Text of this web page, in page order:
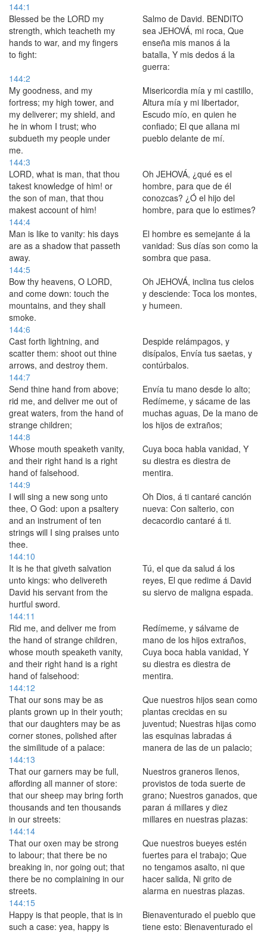
144:1
Blessed be the LORD my
strength, which teacheth my
hands to war, and my fingers
to fight:
Salmo de David. BENDITO
sea JEHOVÁ, mi roca, Que
enseña mis manos á la
batalla, Y mis dedos á la
guerra:
144:2
My goodness, and my
fortress; my high tower, and
my deliverer; my shield, and
he in whom I trust; who
subdueth my people under
me.
Misericordia mía y mi castillo,
Altura mía y mi libertador,
Escudo mío, en quien he
confiado; El que allana mi
pueblo delante de mí.
144:3
LORD, what is man, that thou
takest knowledge of him! or
the son of man, that thou
makest account of him!
Oh JEHOVÁ, ¿qué es el
hombre, para que de él
conozcas? ¿Ó el hijo del
hombre, para que lo estimes?
144:4
Man is like to vanity: his days
are as a shadow that passeth
away.
El hombre es semejante á la
vanidad: Sus días son como la
sombra que pasa.
144:5
Bow thy heavens, O LORD,
and come down: touch the
mountains, and they shall
smoke.
Oh JEHOVÁ, inclina tus cielos
y desciende: Toca los montes,
y humeen.
144:6
Cast forth lightning, and
scatter them: shoot out thine
arrows, and destroy them.
Despide relámpagos, y
disípalos, Envía tus saetas, y
contúrbalos.
144:7
Send thine hand from above;
rid me, and deliver me out of
great waters, from the hand of
strange children;
Envía tu mano desde lo alto;
Redímeme, y sácame de las
muchas aguas, De la mano de
los hijos de extraños;
144:8
Whose mouth speaketh vanity,
and their right hand is a right
hand of falsehood.
Cuya boca habla vanidad, Y
su diestra es diestra de
mentira.
144:9
I will sing a new song unto
thee, O God: upon a psaltery
and an instrument of ten
strings will I sing praises unto
thee.
Oh Dios, á ti cantaré canción
nueva: Con salterio, con
decacordio cantaré á ti.
144:10
It is he that giveth salvation
unto kings: who delivereth
David his servant from the
hurtful sword.
Tú, el que da salud á los
reyes, El que redime á David
su siervo de maligna espada.
144:11
Rid me, and deliver me from
the hand of strange children,
whose mouth speaketh vanity,
and their right hand is a right
hand of falsehood:
Redímeme, y sálvame de
mano de los hijos extraños,
Cuya boca habla vanidad, Y
su diestra es diestra de
mentira.
144:12
That our sons may be as
plants grown up in their youth;
that our daughters may be as
corner stones, polished after
the similitude of a palace:
Que nuestros hijos sean como
plantas crecidas en su
juventud; Nuestras hijas como
las esquinas labradas á
manera de las de un palacio;
144:13
That our garners may be full,
affording all manner of store:
that our sheep may bring forth
thousands and ten thousands
in our streets:
Nuestros graneros llenos,
provistos de toda suerte de
grano; Nuestros ganados, que
paran á millares y diez
millares en nuestras plazas:
144:14
That our oxen may be strong
to labour; that there be no
breaking in, nor going out; that
there be no complaining in our
streets.
Que nuestros bueyes estén
fuertes para el trabajo; Que
no tengamos asalto, ni que
hacer salida, Ni grito de
alarma en nuestras plazas.
144:15
Happy is that people, that is in
such a case: yea, happy is
Bienaventurado el pueblo que
tiene esto: Bienaventurado el